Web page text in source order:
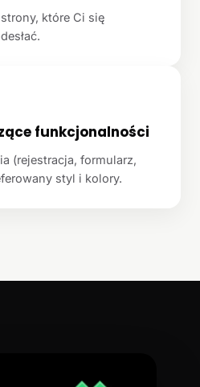
które Ci się
funkcjonalności
(rejestracja, formularz,
styl i kolory.